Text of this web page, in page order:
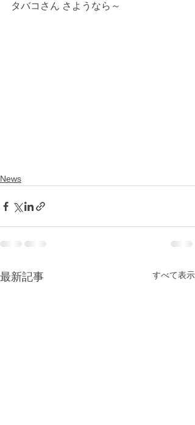
タバコさん さようなら～
News
最新記事 すべて表示